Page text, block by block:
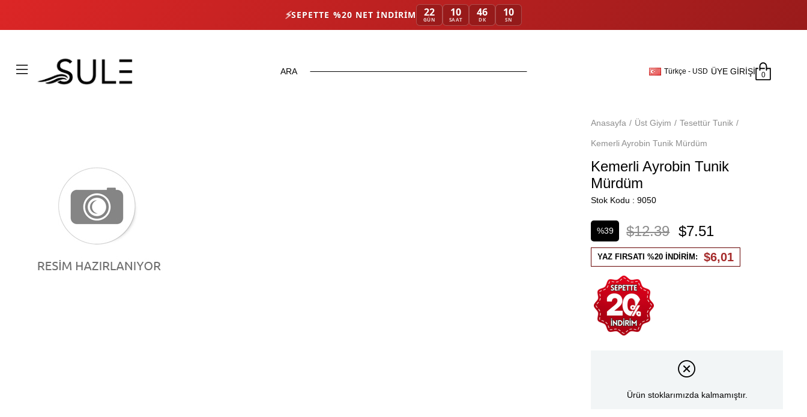
⚡SEPETTE %20 NET İNDIRIM 22
GÜN
10
SAAT
46
DK
10
SN
Türkçe - USD ÜYE GIRIŞI 0
Anasayfa Üst Giyim Tesettür Tunik
Kemerli Ayrobin Tunik Mürdüm
Kemerli Ayrobin Tunik
Mürdüm
Stok Kodu 9050
%39
İndirim
$12.39 $7.51
YAZ FIRSATI %20 İNDİRİM: $6,01
Ürün stoklarımızda kalmamıştır.